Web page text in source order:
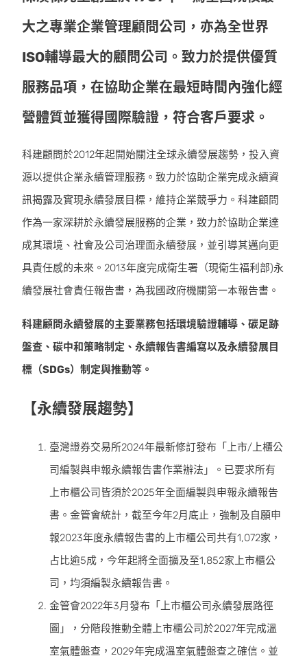
大之專業企業管理顧問公司，亦為全世界
ISO輔導最大的顧問公司。致力於提供優質
服務品項，在協助企業在最短時間內強化經
營體質並獲得國際驗證，符合客戶要求。
科建顧問於2012年起開始關注全球永續發展趨勢，投入資
源以提供企業永續管理服務。致力於協助企業完成永續資
訊揭露及實現永續發展目標，維持企業競爭力。科建顧問
作為一家深耕於永續發展服務的企業，致力於協助企業達
成其環境、社會及公司治理面永續發展，並引導其邁向更
具責任感的未來。2013年度完成衛生署（現衛生福利部)永
續發展社會責任報告書，為我國政府機關第一本報告書。
科建顧問永續發展的主要業務包括環境驗證輔導、碳足跡
盤查、碳中和策略制定、永續報告書編寫以及永續發展目
標（SDGs）制定與推動等。
【永續發展趨勢】
臺灣證券交易所2024年最新修訂發布「上市/上櫃公
司編製與申報永續報告書作業辦法」。已要求所有
上市櫃公司皆須於2025年全面編製與申報永續報告
書。金管會統計，截至今年2月底止，強制及自願申
報2023年度永續報告書的上市櫃公司共有1,072家，
占比逾5成，今年起將全面擴及至1,852家上市櫃公
司，均須編製永續報告書。
金管會2022年3月發布「上市櫃公司永續發展路徑
圖」，分階段推動全體上市櫃公司於2027年完成溫
室氣體盤查，2029年完成溫室氣體盤查之確信。並